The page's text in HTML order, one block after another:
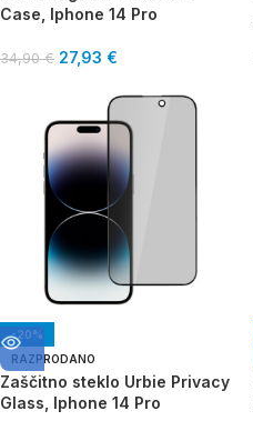
Case, Iphone 14 Pro
34,90€ 27,93 €
-20%
RAZPRODANO
Zaščitno steklo Urbie Privacy
Glass, Iphone 14 Pro